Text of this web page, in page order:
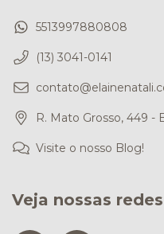
5513997880808
(13) 3041-0141
R. Mato Grosso, 449 -
Visite o nosso Blog!
Veja nossas